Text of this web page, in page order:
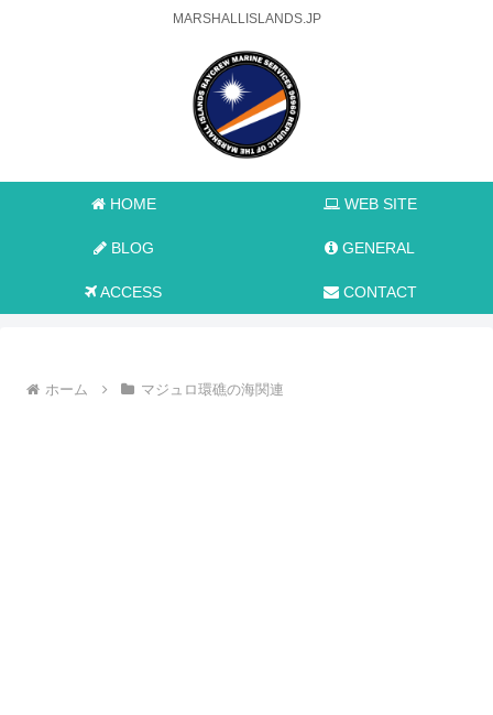
MARSHALLISLANDS.JP
HOME WEB SITE
BLOG GENERAL
ACCESS CONTACT
ホーム マジュロ環礁の海関連